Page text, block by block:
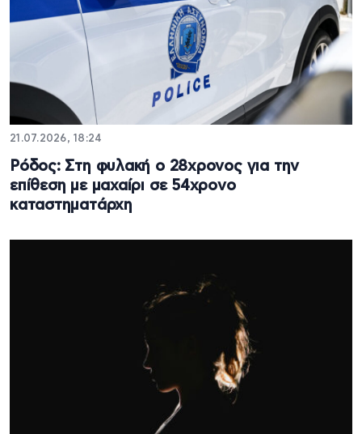
21.07.2026, 18:24
Ρόδος: Στη φυλακή ο 28χρονος για την
επίθεση με μαχαίρι σε 54χρονο
καταστηματάρχη